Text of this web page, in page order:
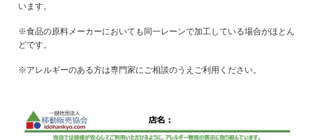
います。
※食品の原料メーカーにおいても同一レーンで加工している場合がほとん
どです。
※アレルギーのある方は専門家にご相談のうえご利用ください。